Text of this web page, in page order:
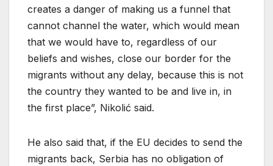
creates a danger of making us a funnel that
cannot channel the water, which would mean
that we would have to, regardless of our
beliefs and wishes, close our border for the
migrants without any delay, because this is not
the country they wanted to be and live in, in
the first place”, Nikolić said.
He also said that, if the EU decides to send the
migrants back, Serbia has no obligation of